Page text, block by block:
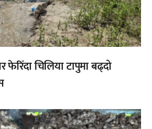
फेरिँदा चिलिया टापुमा बढ्दो